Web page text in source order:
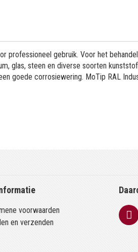
professioneel gebruik. Voor het
glas, steen en diverse soorten
goede corrosiewering. MoTip RAL
voorwaarden
en verzenden